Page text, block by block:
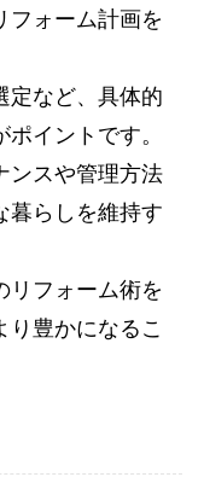
フォーム計画を
定など、具体的
イントです。
ンスや管理方法
暮らしを維持す
リフォーム術を
り豊かになるこ